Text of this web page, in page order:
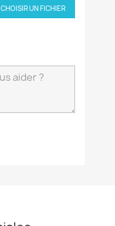
CHOISIR UN FICHIER